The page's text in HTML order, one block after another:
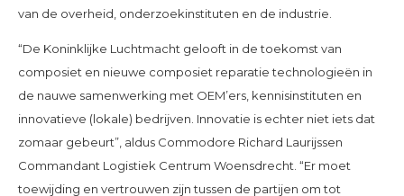
van de overheid, onderzoekinstituten en de industrie.
“De Koninklijke Luchtmacht gelooft in de toekomst van
composiet en nieuwe composiet reparatie technologieën in
de nauwe samenwerking met OEM’ers, kennisinstituten en
innovatieve (lokale) bedrijven. Innovatie is echter niet iets dat
zomaar gebeurt”, aldus Commodore Richard Laurijssen
Commandant Logistiek Centrum Woensdrecht. “Er moet
toewijding en vertrouwen zijn tussen de partijen om tot